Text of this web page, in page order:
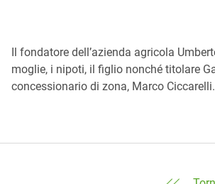
Il fondatore dell’azienda agricola
moglie, i nipoti, il figlio nonché titolare
concessionario di zona, Marco Ciccarelli.